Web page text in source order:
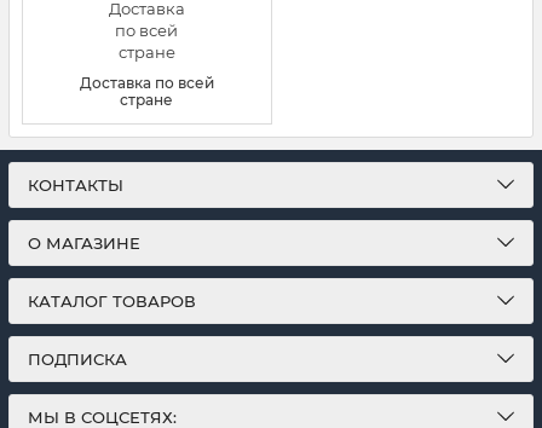
Доставка по всей
стране
КОНТАКТЫ
О МАГАЗИНЕ
КАТАЛОГ ТОВАРОВ
ПОДПИСКА
МЫ В СОЦСЕТЯХ: